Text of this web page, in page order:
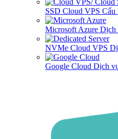
SSD Cloud VPS Cấu
Microsoft Azure Dịch
NVMe Cloud VPS
Google Cloud Dịch